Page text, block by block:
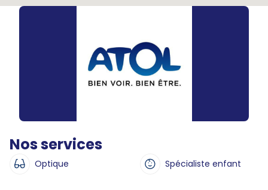
Nos services
Optique Spécialiste enfant